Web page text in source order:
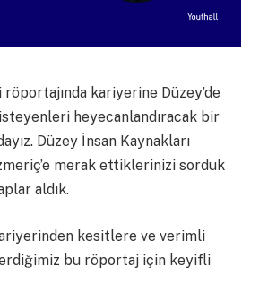
röportajında kariyerine Düzey’de
heyecanlandıracak bir
Düzey İnsan Kaynakları
merak ettiklerinizi sorduk
aldık.
kesitlere ve verimli
bu röportaj için keyifli